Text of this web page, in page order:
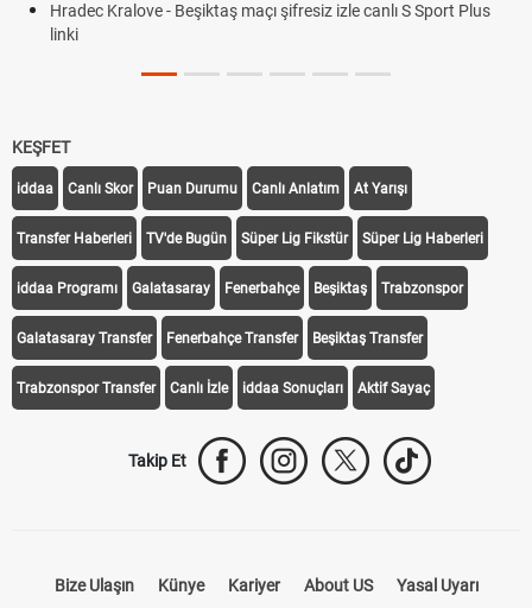
Hradec Kralove - Beşiktaş maçı şifresiz izle canlı S Sport Plus
linki
KEŞFET
iddaa Canlı Skor Puan Durumu Canlı Anlatım At Yarışı
Transfer Haberleri TV'de Bugün Süper Lig Fikstür Süper Lig Haberleri
iddaa Programı Galatasaray Fenerbahçe Beşiktaş Trabzonspor
Galatasaray Transfer Fenerbahçe Transfer Beşiktaş Transfer
Trabzonspor Transfer Canlı İzle iddaa Sonuçları Aktif Sayaç
Takip Et
Bize Ulaşın Künye Kariyer About US Yasal Uyarı